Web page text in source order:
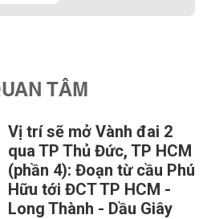
TÂM
Vị trí sẽ mở Vành đai 2
qua TP Thủ Đức, TP HCM
(phần 4): Đoạn từ cầu Phú
Hữu tới ĐCT TP HCM -
Long Thành - Dầu Giây